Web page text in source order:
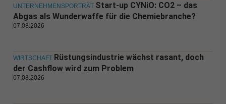
UNTERNEHMENSPORTRÄT Start-up CYNiO: CO2 – das
Abgas als Wunderwaffe für die Chemiebranche?
07.08.2026
WIRTSCHAFT Rüstungsindustrie wächst rasant, doch
der Cashflow wird zum Problem
07.08.2026